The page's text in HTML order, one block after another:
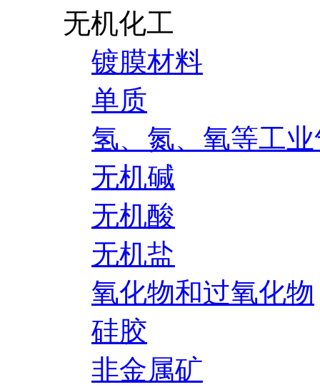
无机化工
镀膜材料
单质
氢、氮、氧等工
无机碱
无机酸
无机盐
氧化物和过氧化物
硅胶
非金属矿